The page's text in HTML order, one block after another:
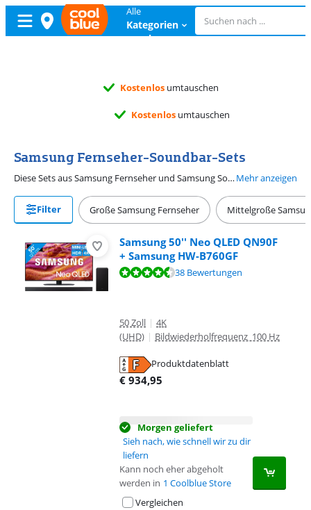
Alle
Kategorien
ansehen
Kostenlos umtauschen
Kostenlos umtauschen
Samsung Fernseher-Soundbar-Sets
Diese Sets aus Samsung Fernseher und Samsung Soundbar bieten ein komplettes Seh- und Hörerlebnis. So weißt du sicher, dass du die richtige Kombination aus Bild und Ton erhältst. Eine Soundbar passend zu deinem Samsung Fernseher sorgt für einen vollen und kräftigen Klang bei deinen Lieblingsfilmen und -serien. Da du den Fernseher und die Soundbar im Set kaufst, erhältst du einen Kombirabatt. Auf diese Weise sparst du beim Kauf und holst dir ein vollständiges Heimkino nach Hause. Kaufst du einen Samsung Fernseher und eine Soundbar bei uns? Die Monteure von unserem Installationsservice installieren die Soundbar für dich und hängen sie sogar auf.Mehr anzeigen
Filter Große Samsung Fernseher Mittelgroße
Samsung 50'' Neo QLED QN90F
+ Samsung HW-B760GF
Bewertet mit 8,6 von 10, basierend auf 38 Bewertungen.
38 Bewertungen
50 Zoll | 4K
(UHD) | Bildwiederholfrequenz 100 Hz
Produktdatenblatt
wird in neuem Tab geöffnet
€ 934,95
Morgen geliefert
Sieh nach, wie schnell wir zu dir
liefern
Kann noch eher abgeholt
werden in 1 Coolblue Store
Vergleichen